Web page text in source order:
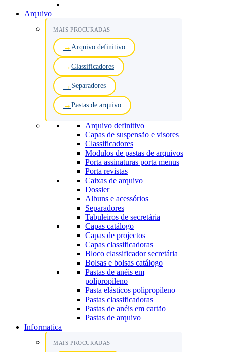
Arquivo
MAIS PROCURADAS
Arquivo definitivo
Classificadores
Separadores
Pastas de arquivo
Arquivo definitivo
Capas de suspensão e visores
Classificadores
Modulos de pastas de arquivos
Porta assinaturas porta menus
Porta revistas
Caixas de arquivo
Dossier
Albuns e acessórios
Separadores
Tabuleiros de secretária
Capas catálogo
Capas de projectos
Capas classificadoras
Bloco classificador secretária
Bolsas e bolsas catálogo
Pastas de anéis em
polipropileno
Pasta elásticos polipropileno
Pastas classificadoras
Pastas de anéis em cartão
Pastas de arquivo
Informatica
MAIS PROCURADAS